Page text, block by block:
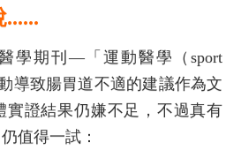
學期刊—「運動醫學（sport
導致腸胃道不適的建議作為文
實證結果仍嫌不足，不過真有
值得一試：